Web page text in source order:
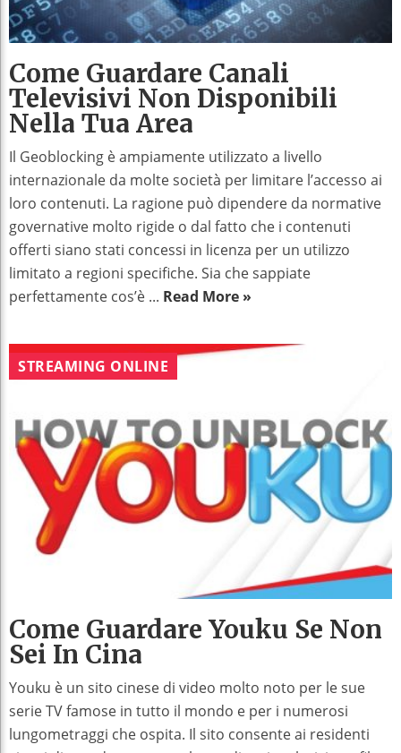
Come Guardare Canali
Televisivi Non Disponibili
Nella Tua Area
Il Geoblocking è ampiamente utilizzato a livello
internazionale da molte società per limitare l’accesso ai
loro contenuti. La ragione può dipendere da normative
governative molto rigide o dal fatto che i contenuti
offerti siano stati concessi in licenza per un utilizzo
limitato a regioni specifiche. Sia che sappiate
perfettamente cos’è ... Read More »
STREAMING ONLINE
Come Guardare Youku Se Non
Sei In Cina
Youku è un sito cinese di video molto noto per le sue
serie TV famose in tutto il mondo e per i numerosi
lungometraggi che ospita. Il sito consente ai residenti